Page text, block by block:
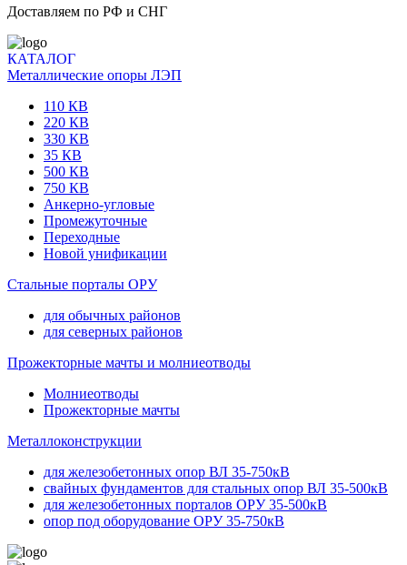
Доставляем по РФ и СНГ
КАТАЛОГ
Металлические опоры ЛЭП
110 КВ
220 КВ
330 КВ
35 КВ
500 КВ
750 КВ
Анкерно-угловые
Промежуточные
Переходные
Новой унификации
Стальные порталы ОРУ
для обычных районов
для северных районов
Прожекторные мачты и молниеотводы
Молниеотводы
Прожекторные мачты
Металлоконструкции
для железобетонных опор ВЛ 35-750кВ
свайных фундаментов для стальных опор ВЛ 35-500кВ
для железобетонных порталов ОРУ 35-500кВ
опор под оборудование ОРУ 35-750кВ